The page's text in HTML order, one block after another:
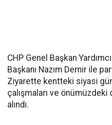
CHP Genel Başkan
Başkanı Nazım Demir ile
Ziyarette kentteki siyasi
çalışmaları ve
alındı.